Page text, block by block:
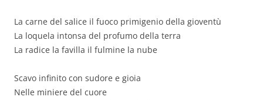
La carne del salice il fuoco primigenio della gioventù
La loquela intonsa del profumo della terra
La radice la favilla il fulmine la nube
Scavo infinito con sudore e gioia
Nelle miniere del cuore